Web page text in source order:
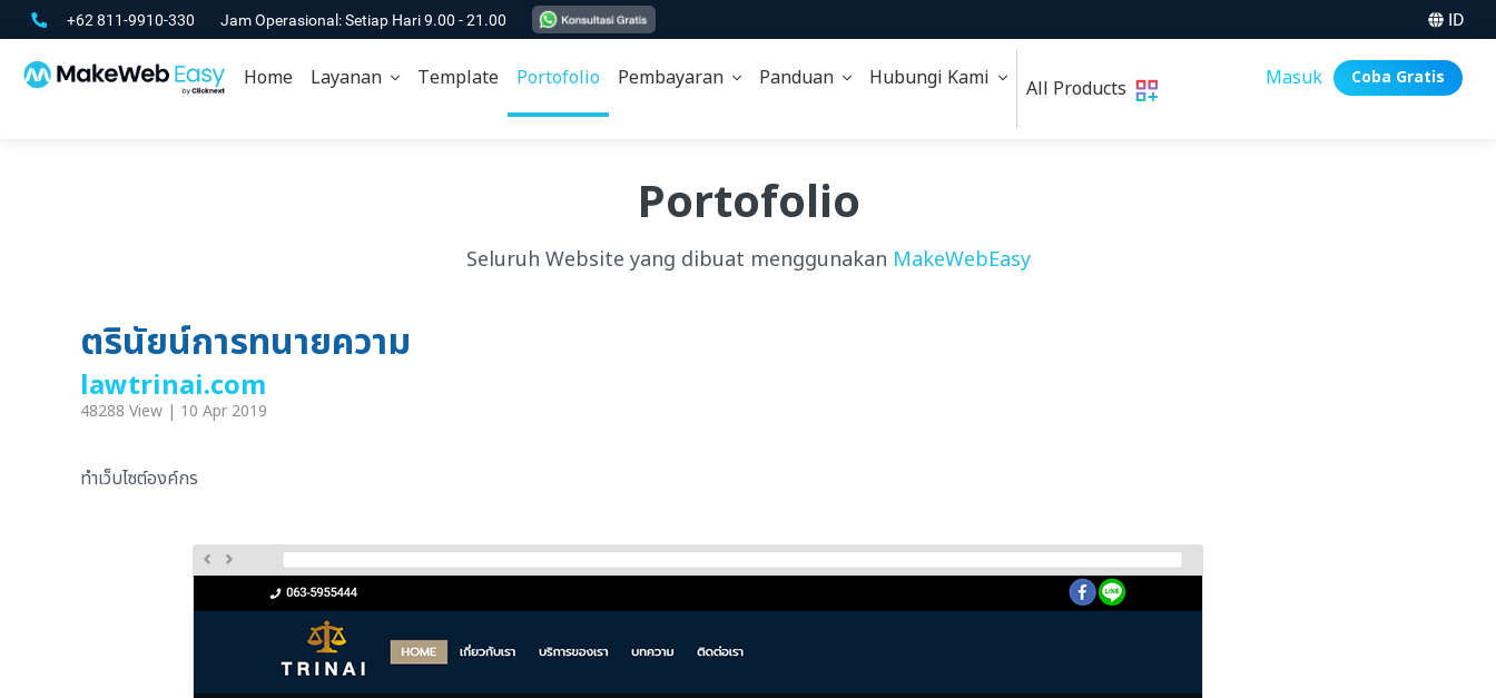
+62 811-9910-330 Jam Operasional: Setiap Hari 9.00 - 21.00 ID
Home Layanan Template Portofolio Pembayaran Panduan Hubungi Kami All Products Masuk Coba Gratis
Portofolio
Seluruh Website yang dibuat menggunakan MakeWebEasy
ตรินัยน์การทนายความ
lawtrinai.com
48288 View | 10 Apr 2019
ทำเว็บไซต์องค์กร